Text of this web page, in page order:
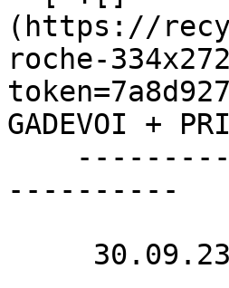
(https://
roche-
GADEVOI +
----------